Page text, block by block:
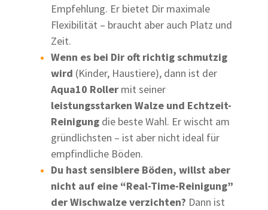
Empfehlung. Er bietet Dir maximale
Flexibilität – braucht aber auch Platz und
Zeit.
Wenn es bei Dir oft richtig schmutzig
wird (Kinder, Haustiere), dann ist der
Aqua10 Roller mit seiner
leistungsstarken Walze und Echtzeit-
Reinigung die beste Wahl. Er wischt am
gründlichsten – ist aber nicht ideal für
empfindliche Böden.
Du hast sensiblere Böden, willst aber
nicht auf eine “Real-Time-Reinigung”
der Wischwalze verzichten? Dann ist